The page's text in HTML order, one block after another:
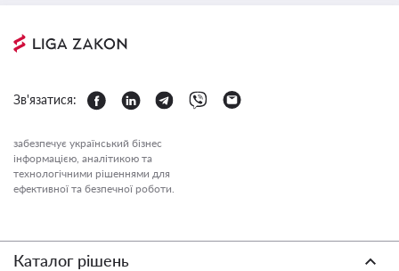
Зв'язатися:
забезпечує український бізнес
інформацією, аналітикою та
технологічними рішеннями для
ефективної та безпечної роботи.
Каталог рішень